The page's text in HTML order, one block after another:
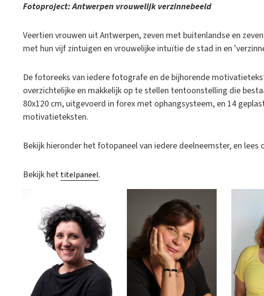
Fotoproject: Antwerpen vrouwelijk verzinnebeeld
Veertien vrouwen uit Antwerpen, zeven met buitenlandse en
met hun vijf zintuigen en vrouwelijke intuïtie de stad in en
De fotoreeks van iedere fotografe en de bijhorende
overzichtelijke en makkelijk op te stellen tentoonstelling die
80x120 cm, uitgevoerd in forex met ophangsysteem, en 14
motivatieteksten.
Bekijk hieronder het fotopaneel van iedere deelneemster, en lees
Bekijk het titelpaneel.